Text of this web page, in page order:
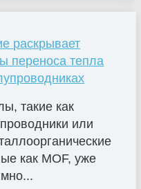
раскрывает
переноса тепла
такие как
или
как MOF, уже